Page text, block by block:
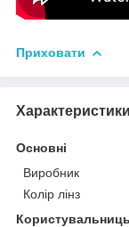
Приховати
Характеристики
Основні
Виробник
Колір лінз